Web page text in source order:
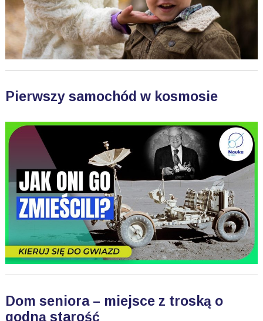
Pierwszy samochód w kosmosie
Dom seniora – miejsce z troską o
godną starość